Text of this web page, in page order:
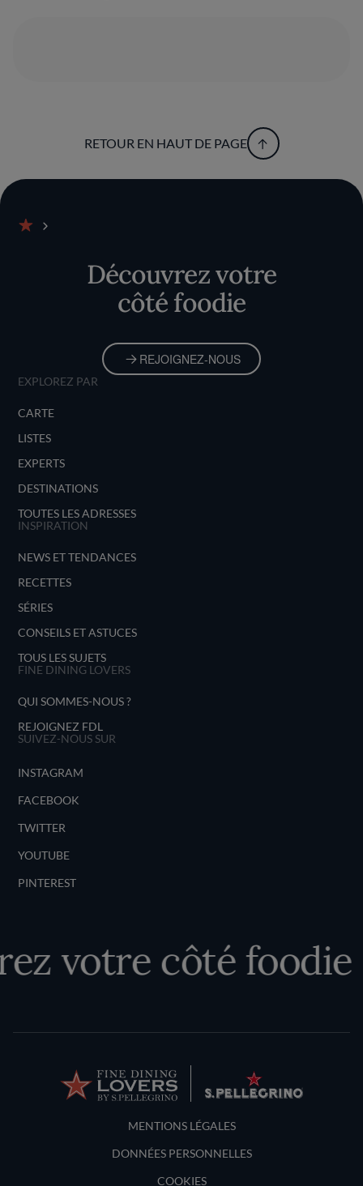
RETOUR EN HAUT DE PAGE
Découvrez votre
côté foodie
REJOIGNEZ-NOUS
EXPLOREZ PAR
CARTE
LISTES
EXPERTS
DESTINATIONS
TOUTES LES ADRESSES
INSPIRATION
NEWS ET TENDANCES
RECETTES
SÉRIES
CONSEILS ET ASTUCES
TOUS LES SUJETS
FINE DINING LOVERS
QUI SOMMES-NOUS ?
REJOIGNEZ FDL
SUIVEZ-NOUS SUR
INSTAGRAM
FACEBOOK
TWITTER
YOUTUBE
PINTEREST
votre côté foodie
Terms and Conditions
MENTIONS LÉGALES
DONNÉES PERSONNELLES
COOKIES